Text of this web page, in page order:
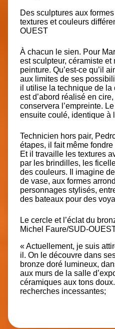
Des sculptures aux
textures et couleurs
OUEST
À chacun le sien. Pour
est sculpteur, céramiste et
peinture. Qu’est-ce qu’il
aux limites de ses
il utilise la technique de la
est d’abord réalisé en
conservera l’empreinte.
ensuite coulé, identique à
Technicien hors pair,
étapes, il fait même
Et il travaille les textures
par les brindilles, les
des couleurs. Il imagine
de vase, aux formes
personnages stylisés,
des bateaux pour des
Le cercle et l’éclat du
Michel Faure/SUD-
« Actuellement, je suis
il. On le découvre dans
bronze doré lumineux,
aux murs de la salle
céramiques aux tons
recherches incessantes;